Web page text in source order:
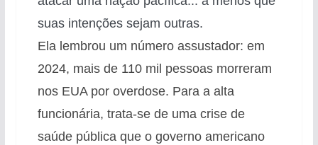
suas intenções sejam outras.
Ela lembrou um número assustador: em
2024, mais de 110 mil pessoas morreram
nos EUA por overdose. Para a alta
funcionária, trata-se de uma crise de
saúde pública que o governo americano